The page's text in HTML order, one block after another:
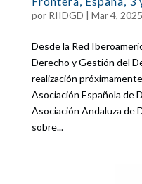
por RIIDGD | Mar 4, 2025
Desde la Red
Derecho y Gestión del
realización
Asociación Española de
Asociación Andaluza de
sobre...